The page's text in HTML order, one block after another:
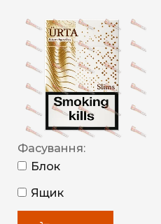
Фасування:
Блок
Ящик